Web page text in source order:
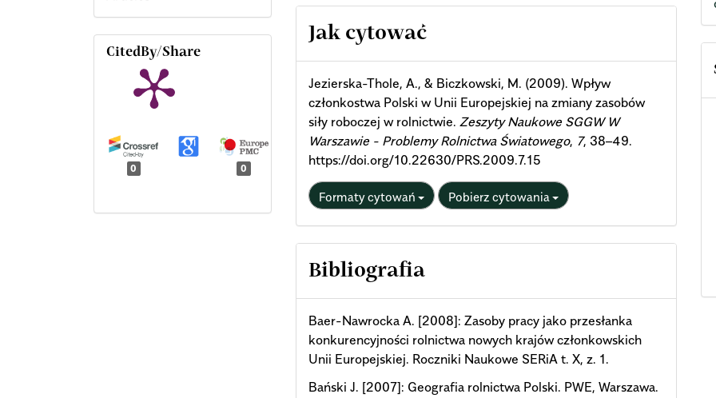
CitedBy/Share
0 0
Article
Details
Jak cytować
Jezierska-Thole, A., & Biczkowski, M. (2009). Wpływ
członkostwa Polski w Unii Europejskiej na zmiany zasobów
siły roboczej w rolnictwie.Zeszyty Naukowe SGGW W
Warszawie - Problemy Rolnictwa Światowego, 7, 38–49.
https://doi.org/10.22630/PRS.2009.7.15
Formaty cytowań Pobierz cytowania
Bibliografia
Baer-Nawrocka A. [2008]: Zasoby pracy jako przesłanka
konkurencyjności rolnictwa nowych krajów członkowskich
Unii Europejskiej. Roczniki Naukowe SERiA t. X, z. 1.
Bański J. [2007]: Geografia rolnictwa Polski. PWE, Warszawa.